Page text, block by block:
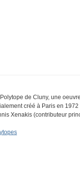
de Cluny, une
créé à Paris en
Xenakis (contributeur